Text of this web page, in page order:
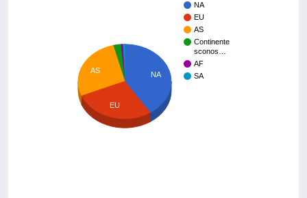
NA
EU
AS
Continente
sconos…
AF
SA
NA
AS
EU